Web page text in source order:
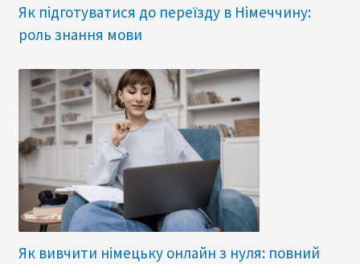
Як підготуватися до переїзду в Німеччину:
роль знання мови
Як вивчити німецьку онлайн з нуля: повний